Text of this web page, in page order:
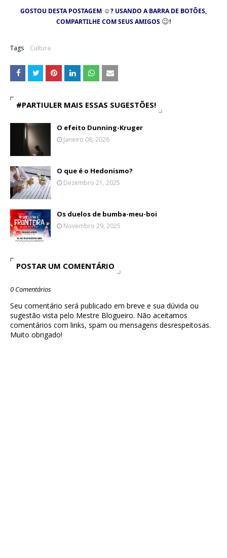
GOSTOU DESTA POSTAGEM ☺? USANDO A BARRA DE BOTÕES,
COMPARTILHE COM SEUS AMIGOS 😉!
Tags Cultura
#PARTIULER MAIS ESSAS SUGESTÕES!
O efeito Dunning-Kruger
Janeiro 08, 2026
O que é o Hedonismo?
Dezembro 21, 2025
Os duelos de bumba-meu-boi
Novembro 29, 2025
POSTAR UM COMENTÁRIO
0 Comentários
Seu comentário será publicado em breve e sua dúvida ou
sugestão vista pelo Mestre Blogueiro. Não aceitamos
comentários com links, spam ou mensagens desrespeitosas.
Muito obrigado!